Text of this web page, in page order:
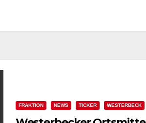
FRAKTION NEWS TICKER WESTERBECK